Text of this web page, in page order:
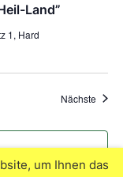
Land”
1, Hard
Nächste
um Ihnen das